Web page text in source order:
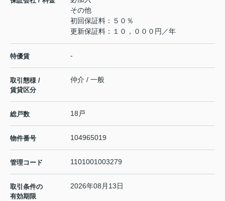
その他
初回保証料：５０％
更新保証料：１０，０００円／年
特優賃 -
取引態様 /
賃貸区分
仲介 / 一般
総戸数 18戸
物件番号 104965019
管理コード 1101001003279
取引条件の
有効期限
2026年08月13日